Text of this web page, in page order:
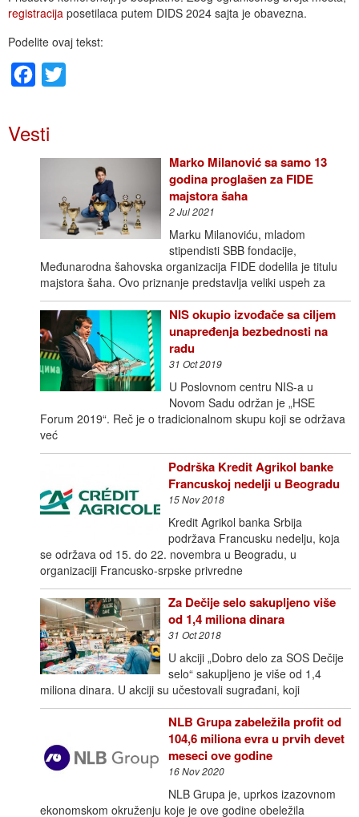
registracija posetilaca putem DIDS 2024 sajta je obavezna.
Podelite ovaj tekst:
Facebook
Vesti
Marko Milanović sa samo 13
godina proglašen za FIDE
majstora šaha
2 Jul 2021
Marku Milanoviću, mladom
stipendisti SBB fondacije,
Međunarodna šahovska organizacija FIDE dodelila je titulu
majstora šaha. Ovo priznanje predstavlja veliki uspeh za
NIS okupio izvođače sa cilјem
unapređenja bezbednosti na
radu
31 Oct 2019
U Poslovnom centru NIS-a u
Novom Sadu održan je „HSE
Forum 2019“. Reč je o tradicionalnom skupu koji se održava
već
Podrška Kredit Agrikol banke
Francuskoj nedelji u Beogradu
15 Nov 2018
Kredit Agrikol banka Srbija
podržava Francusku nedelju, koja
se održava od 15. do 22. novembra u Beogradu, u
organizaciji Francusko-srpske privredne
Za Dečije selo sakupljeno više
od 1,4 miliona dinara
31 Oct 2018
U akciji „Dobro delo za SOS Dečije
selo“ sakupljeno je više od 1,4
miliona dinara. U akciji su učestovali sugrađani, koji
NLB Grupa zabeležila profit od
104,6 miliona evra u prvih devet
meseci ove godine
16 Nov 2020
NLB Grupa je, uprkos izazovnom
ekonomskom okruženju koje je ove godine obeležila